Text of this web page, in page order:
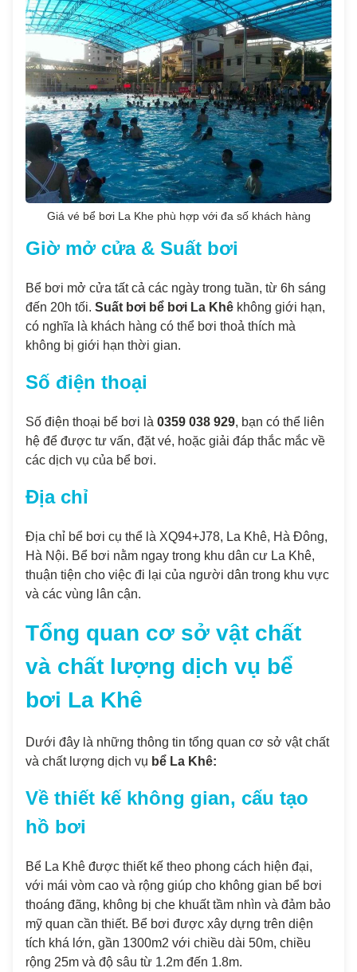
Giá vé bể bơi La Khe phù hợp với đa số khách hàng
Giờ mở cửa & Suất bơi
Bể bơi mở cửa tất cả các ngày trong tuần, từ 6h sáng
đến 20h tối. Suất bơi bể bơi La Khê không giới hạn,
có nghĩa là khách hàng có thể bơi thoả thích mà
không bị giới hạn thời gian.
Số điện thoại
Số điện thoại bể bơi là 0359 038 929, bạn có thể liên
hệ để được tư vấn, đặt vé, hoặc giải đáp thắc mắc về
các dịch vụ của bể bơi.
Địa chỉ
Địa chỉ bể bơi cụ thể là XQ94+J78, La Khê, Hà Đông,
Hà Nội. Bể bơi nằm ngay trong khu dân cư La Khê,
thuận tiện cho việc đi lại của người dân trong khu vực
và các vùng lân cận.
Tổng quan cơ sở vật chất
và chất lượng dịch vụ bể
bơi La Khê
Dưới đây là những thông tin tổng quan cơ sở vật chất
và chất lượng dịch vụ bể La Khê:
Về thiết kế không gian, cấu tạo
hồ bơi
Bể La Khê được thiết kế theo phong cách hiện đại,
với mái vòm cao và rộng giúp cho không gian bể bơi
thoáng đãng, không bị che khuất tầm nhìn và đảm bảo
mỹ quan cần thiết. Bể bơi được xây dựng trên diện
tích khá lớn, gần 1300m2 với chiều dài 50m, chiều
rộng 25m và độ sâu từ 1.2m đến 1.8m.